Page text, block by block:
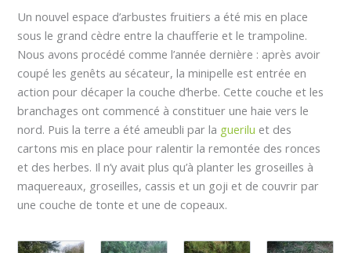
Un nouvel espace d’arbustes fruitiers a été mis en place
sous le grand cèdre entre la chaufferie et le trampoline.
Nous avons procédé comme l’année dernière : après avoir
coupé les genêts au sécateur, la minipelle est entrée en
action pour décaper la couche d’herbe. Cette couche et les
branchages ont commencé à constituer une haie vers le
nord. Puis la terre a été ameubli par la guerilu et des
cartons mis en place pour ralentir la remontée des ronces
et des herbes. Il n’y avait plus qu’à planter les groseilles à
maquereaux, groseilles, cassis et un goji et de couvrir par
une couche de tonte et une de copeaux.